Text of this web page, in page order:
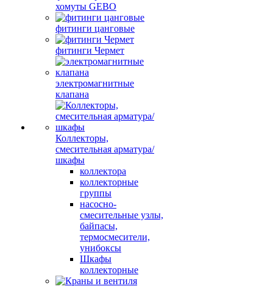
хомуты GEBO
фитинги цанговые
фитинги Чермет
электромагнитные
клапана
Коллекторы,
смесительная арматура/
шкафы
коллектора
коллекторные
группы
насосно-
смесительные узлы,
байпасы,
термосмесители,
унибоксы
Шкафы
коллекторные